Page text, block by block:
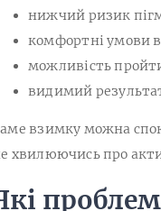
нижчий ризик
комфортні умови
можливість
видимий
взимку можна
хвилюючись про